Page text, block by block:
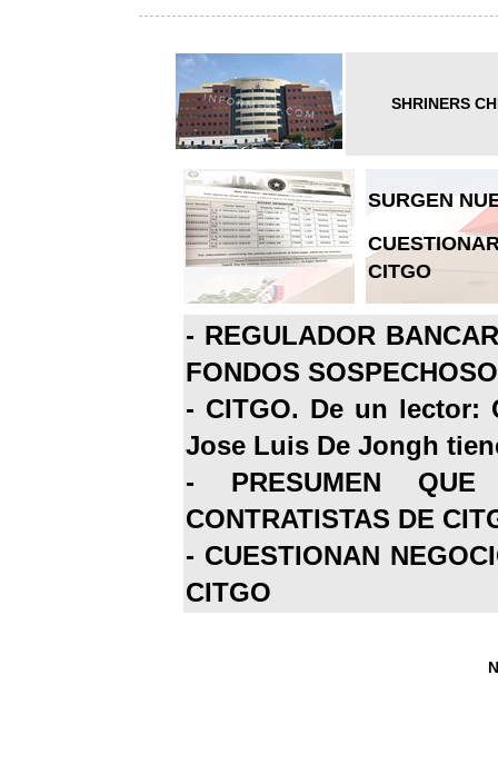
SHRINERS
SURGEN
CITGO
- REGULADOR
FONDOS
- CITGO. De un lector:
Jose Luis De Jongh
- PRESUMEN
CONTRATISTAS DE
- CUESTIONAN
CITGO